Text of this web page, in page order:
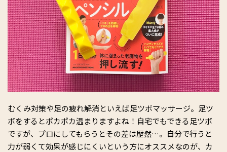
むくみ対策や足の疲れ解消といえば足ツボマッサージ。足ツ
ボをするとポカポカ温まりますよね！自宅でもできる足ツボ
ですが、プロにしてもらうとその差は歴然…。自分で行うと
力が弱くて効果が感じにくいという方にオススメなのが、カ